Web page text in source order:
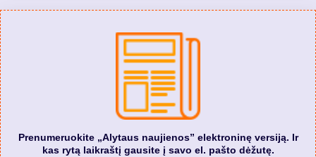
Prenumeruokite „Alytaus naujienos” elektroninę versiją. Ir
kas rytą laikraštį gausite į savo el. pašto dėžutę.